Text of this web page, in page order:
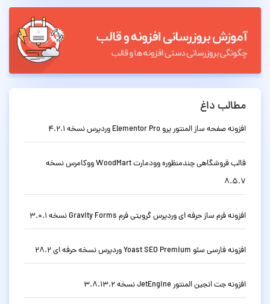
مطالب داغ
افزونه صفحه ساز المنتور پرو Elementor Pro وردپرس نسخه 4.2.1
قالب فروشگاهی چندمنظوره وودمارت WoodMart ووکامرس نسخه
8.5.7
افزونه فرم ساز حرفه ای وردپرس گرویتی فرم Gravity Forms نسخه 3.0.1
افزونه فارسی سئو Yoast SEO Premium وردپرس نسخه حرفه ای 28.2
افزونه جت انجین المنتور JetEngine نسخه 3.8.13.2